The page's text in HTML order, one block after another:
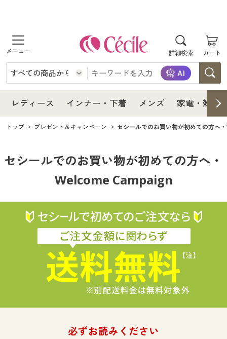
詳細検索 カート
商品を探す
レディース
レディースファッション
女性下着
インナー・下着
インナー・下着通販すべて
女性下着
ジュニア・ティーンズ下着
メンズ
メンズ通販すべて
メンズファッション
メンズ下着
家電・雑貨
家電・雑貨すべて
家電
キッチン・雑貨・日用品
寝具・インテリア・家具
寝具・インテリア・家具通販すべて
寝具・ベッド
カーテン・ラグ・ファブリック
美容・健康
美容・健康通販すべて
美容・健康・サプリメント
制服・スクール
制服・スクールすべて
大きいサイズ
大きいサイズ通販すべて
レディース インナー・下着 メンズ 家電・雑貨
レディース
レディース通販すべて
レディースファッション
インナー・下着
インナー・下着通販すべて
女性下着
ジュニア・ティーンズ下着
メンズ
メンズ通販すべて
家電・雑貨
キッチン・雑貨・日用品
寝具・インテリア・家具通販すべて
家具・収納
カーテン・ラグ・ファブリック
美容・健康通販すべて
美容・健康・サプリメント
制服・スクール
制服・スクールすべて
制服・学生服
ジュニア・ティーンズ下着
大きいサイズ
大きいサイズ通販すべて
大きいサイズ レディース服
トップ プレゼント＆キャンペーン セシールでのお買い物が初めての方
セシールでのお買い物が初めての方へ・
Welcome Campaign
必ずお読みください